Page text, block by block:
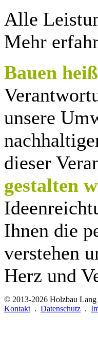
Alle
Mehr
Bauen
unsere
dieser
gestalten
Ihnen die
verstehen
Herz und
© 2013-2026 Holzbau
Kontakt . Datenschutz .